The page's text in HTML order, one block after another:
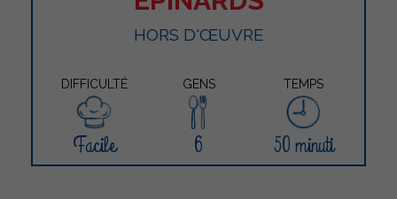
HORS D'ŒUVRE
DIFFICULTÉ GENS TEMPS
Facile 6 50 minuti